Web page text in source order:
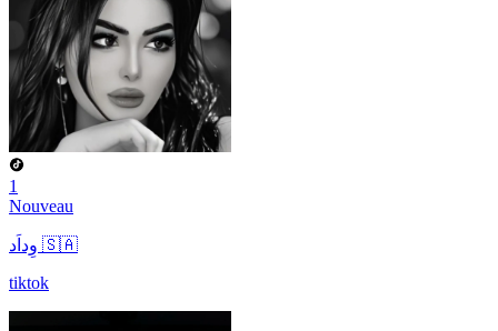
1
Nouveau
وِداَد 🇸🇦
tiktok